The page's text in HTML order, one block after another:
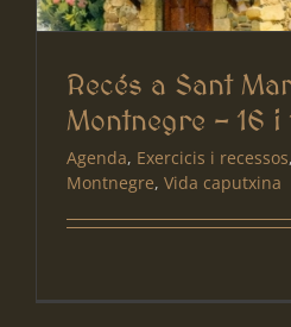
Recés a Sant
Montnegre – 16 i
Agenda, Exercicis i recessos,
Montnegre, Vida caputxina